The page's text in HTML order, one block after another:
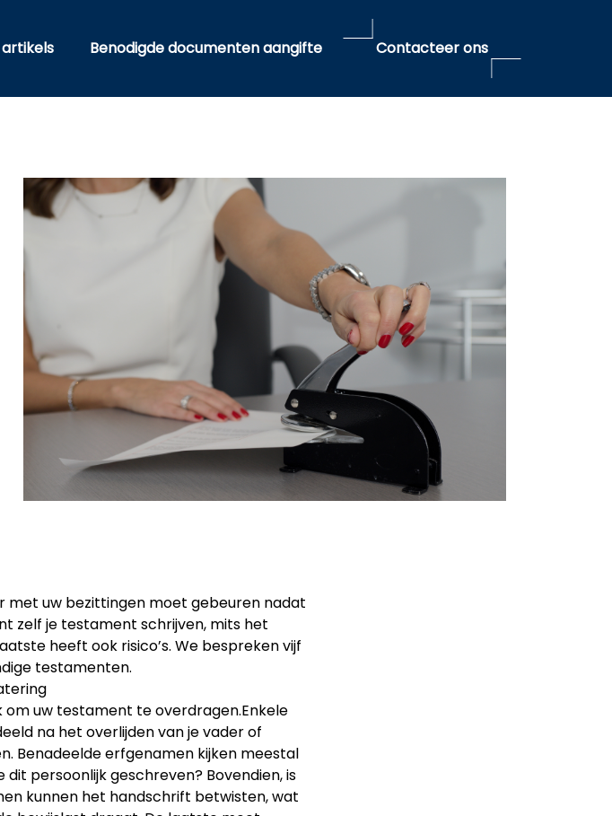
Benodigde documenten aangifte Contacteer ons
met uw bezittingen moet gebeuren nadat
zelf je testament schrijven, mits het
heeft ook risico’s. We bespreken vijf
testamenten.
uw testament te overdragen.Enkele
na het overlijden van je vader of
Benadeelde erfgenamen kijken meestal
persoonlijk geschreven? Bovendien, is
kunnen het handschrift betwisten, wat